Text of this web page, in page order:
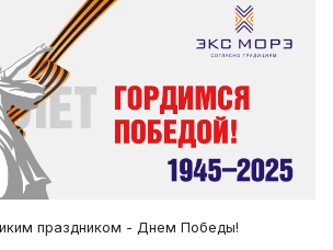
праздником - Днем Победы!